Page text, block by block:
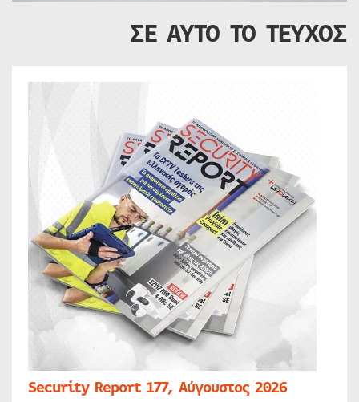
ΣΕ ΑΥΤΟ ΤΟ ΤΕΥΧΟΣ
Security Report 177, Αύγουστος 2026